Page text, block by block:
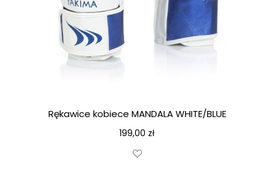
Rękawice kobiece MANDALA WHITE/BLUE
199,00 zł